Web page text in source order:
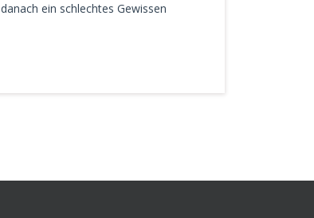
danach ein schlechtes Gewissen